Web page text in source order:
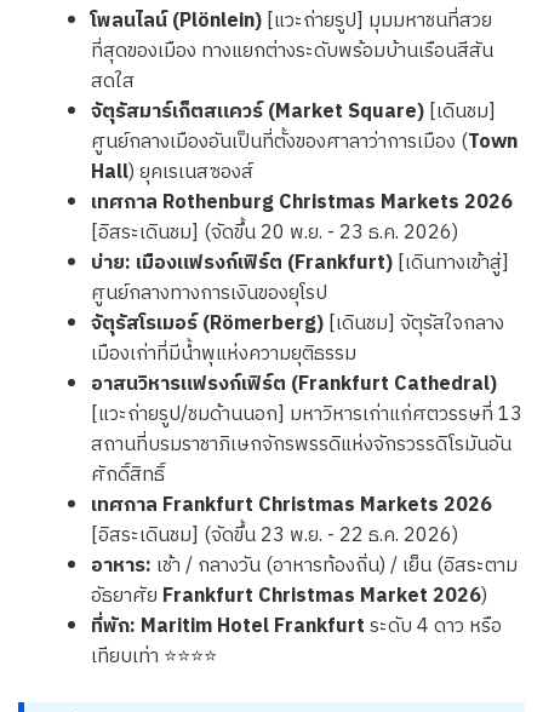
โพลนไลน์ (Plönlein)[แวะถ่ายรูป] มุมมหาชนที่สวย
ที่สุดของเมือง ทางแยกต่างระดับพร้อมบ้านเรือนสีสัน
สดใส
จัตุรัสมาร์เก็ตสแควร์ (Market Square)[เดินชม]
ศูนย์กลางเมืองอันเป็นที่ตั้งของศาลาว่าการเมือง (Town
Hall) ยุคเรเนสซองส์
เทศกาล Rothenburg Christmas Markets 2026
[อิสระเดินชม] (จัดขึ้น 20 พ.ย. - 23 ธ.ค. 2026)
บ่าย: เมืองแฟรงก์เฟิร์ต (Frankfurt)[เดินทางเข้าสู่]
ศูนย์กลางทางการเงินของยุโรป
จัตุรัสโรเมอร์ (Römerberg)[เดินชม] จัตุรัสใจกลาง
เมืองเก่าที่มีน้ำพุแห่งความยุติธรรม
อาสนวิหารแฟรงก์เฟิร์ต (Frankfurt Cathedral)
[แวะถ่ายรูป/ชมด้านนอก] มหาวิหารเก่าแก่ศตวรรษที่ 13
สถานที่บรมราชาภิเษกจักรพรรดิแห่งจักรวรรดิโรมันอัน
ศักดิ์สิทธิ์
เทศกาล Frankfurt Christmas Markets 2026
[อิสระเดินชม] (จัดขึ้น 23 พ.ย. - 22 ธ.ค. 2026)
อาหาร: เช้า / กลางวัน (อาหารท้องถิ่น) / เย็น (อิสระตาม
อัธยาศัย Frankfurt Christmas Market 2026)
ที่พัก: Maritim Hotel Frankfurtระดับ 4 ดาว หรือ
เทียบเท่า ⭐⭐⭐⭐